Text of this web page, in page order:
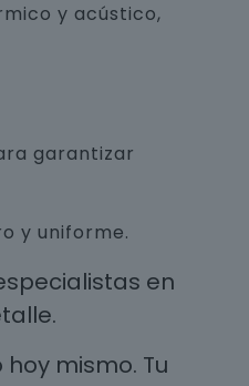
y acústico,
garantizar
y uniforme.
en
mismo. Tu